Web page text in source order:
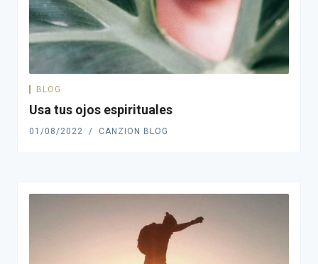
BLOG
Usa tus ojos espirituales
01/08/2022 CANZION BLOG